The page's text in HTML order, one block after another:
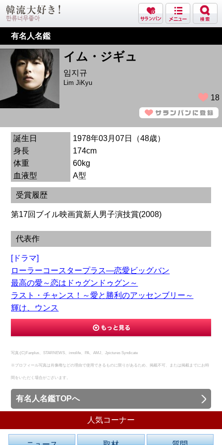
有名人名鑑
イム・ジギュ
임지규
Lim JiKyu
18
誕生日
1978年03月07日（48歳）
身長
174cm
体重
60kg
血液型
A型
受賞履歴
第17回ブイル映画賞新人男子演技賞(2008)
代表作
[ドラマ]
ローラーコースタープラス―恋愛ビッグバン
最高の愛～恋はドゥグンドゥグン～
ラスト・チャンス！～愛と勝利のアッセンブリー～
輝け、ウンス
写真:(C)Fanplus、STARNEWS、innolife、PA、AMJ、Jpictures Syndicate
※プロフィール写真は肖像権などの理由で使用できるものに限りがあるため、掲載不可、または掲載までにお時
間をいただく場合がございます。
有名人名鑑TOPへ
人気コーナー